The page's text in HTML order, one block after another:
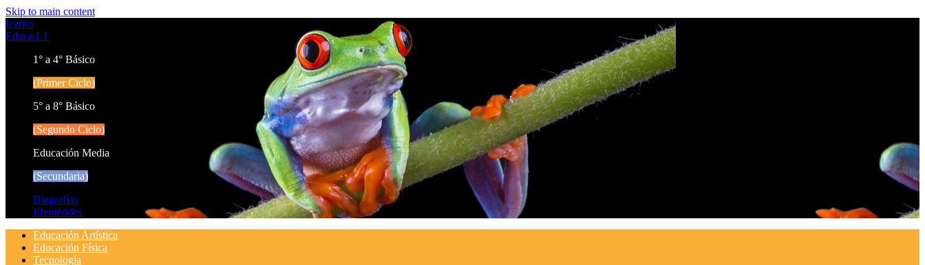
Skip to main content
Icarito
Educa LT
1° a 4° Básico
(Primer Ciclo)
5° a 8° Básico
(Segundo Ciclo)
Educación Media
(Secundaria)
Biografías
Efemérides
Educación Artística
Educación Física
Tecnología